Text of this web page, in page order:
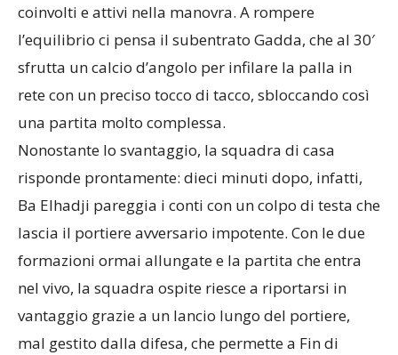
coinvolti e attivi nella manovra. A rompere
l’equilibrio ci pensa il subentrato Gadda, che al 30′
sfrutta un calcio d’angolo per infilare la palla in
rete con un preciso tocco di tacco, sbloccando così
una partita molto complessa.
Nonostante lo svantaggio, la squadra di casa
risponde prontamente: dieci minuti dopo, infatti,
Ba Elhadji pareggia i conti con un colpo di testa che
lascia il portiere avversario impotente. Con le due
formazioni ormai allungate e la partita che entra
nel vivo, la squadra ospite riesce a riportarsi in
vantaggio grazie a un lancio lungo del portiere,
mal gestito dalla difesa, che permette a Fin di